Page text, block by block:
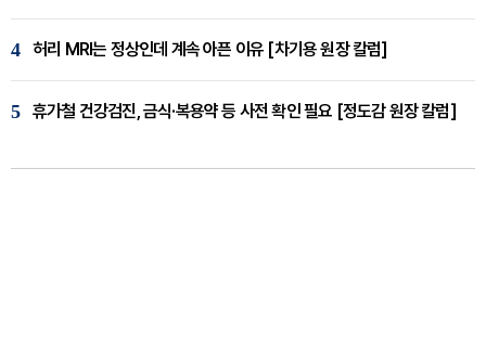
4 허리 MRI는 정상인데 계속 아픈 이유 [차기용 원장 칼럼]
5 휴가철 건강검진, 금식·복용약 등 사전 확인 필요 [정도감 원장 칼럼]